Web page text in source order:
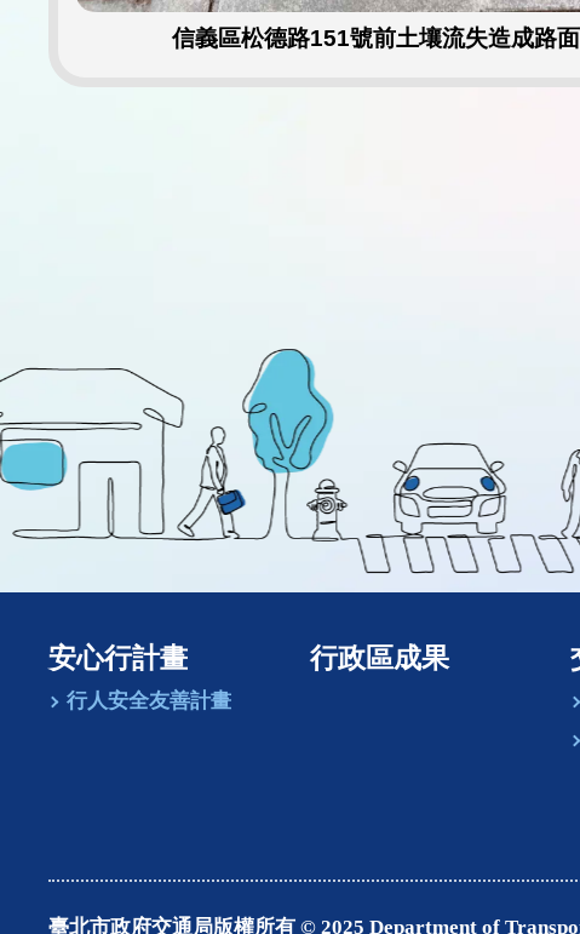
信義區松德路151號前土壤流失造成路
安心行計畫
行人安全友善計畫
行政區成果
臺北市政府交通局版權所有 © 2025 Department of